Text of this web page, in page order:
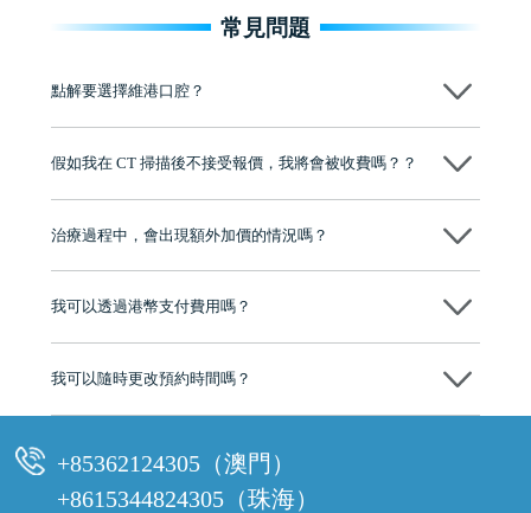
常見問題
點解要選擇維港口腔？
牌」、「2025香港企業領袖品牌」，是諾貝爾種植系統全球放心植牙中
至今已服務超過三十個國家和地區的顧客，受到粵港澳大灣區及周邊城
有咨詢及服務保障中心，有任何問題都可以隨時預約免費咨詢，讓人十
假如我在 CT 掃描後不接受報價，我將會被收費嗎？？
治療過程中，會出現額外加價的情況嗎？
不會，治療前我們會詳細說明治療方案及對應的價錢，顧客同意並簽字
我可以透過港幣支付費用嗎？
我可以隨時更改預約時間嗎？
+85362124305（澳門）
+8615344824305（珠海）